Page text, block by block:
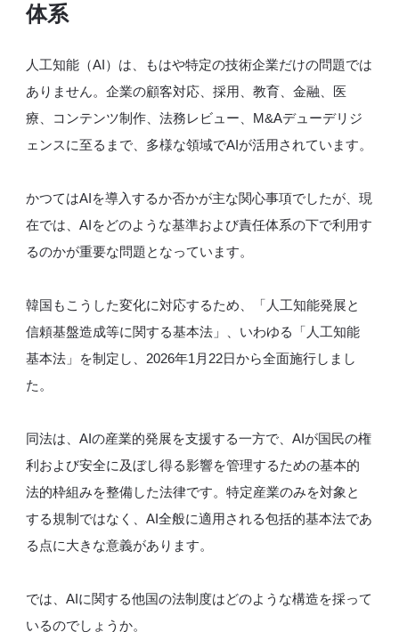
体系
人工知能（AI）は、もはや特定の技術企業だけの問題では
ありません。企業の顧客対応、採用、教育、金融、医
療、コンテンツ制作、法務レビュー、M&Aデューデリジ
ェンスに至るまで、多様な領域でAIが活用されています。
かつてはAIを導入するか否かが主な関心事項でしたが、現
在では、AIをどのような基準および責任体系の下で利用す
るのかが重要な問題となっています。
韓国もこうした変化に対応するため、「人工知能発展と
信頼基盤造成等に関する基本法」、いわゆる「人工知能
基本法」を制定し、2026年1月22日から全面施行しまし
た。
同法は、AIの産業的発展を支援する一方で、AIが国民の権
利および安全に及ぼし得る影響を管理するための基本的
法的枠組みを整備した法律です。特定産業のみを対象と
する規制ではなく、AI全般に適用される包括的基本法であ
る点に大きな意義があります。
では、AIに関する他国の法制度はどのような構造を採って
いるのでしょうか。